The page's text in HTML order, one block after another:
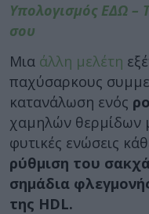
Υπολογισμός ΕΔΩ –
σου
Μια άλλη μελέτη
παχύσαρκους
κατανάλωση ενός
χαμηλών θερμίδων
φυτικές ενώσεις
ρύθμιση του
σημάδια
της HDL.